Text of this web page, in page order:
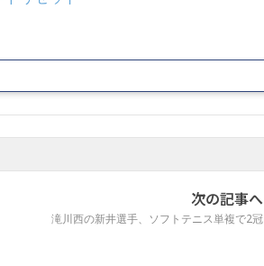
次の記事へ
滝川西の新井選手、ソフトテニス単複で2冠